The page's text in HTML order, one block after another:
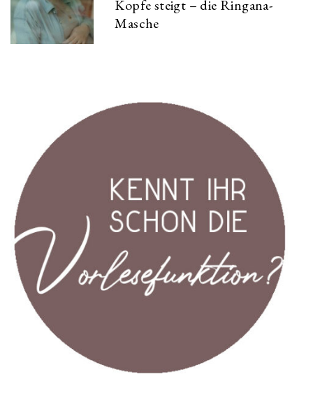
Kopfe steigt – die Ringana-
Masche